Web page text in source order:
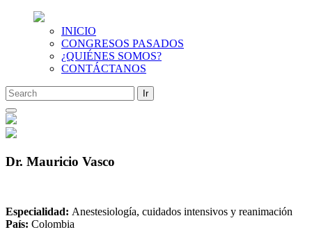
INICIO
CONGRESOS PASADOS
¿QUIÉNES SOMOS?
CONTÁCTANOS
Saltar
al
contenido
Dr. Mauricio Vasco
Especialidad: Anestesiología, cuidados intensivos y reanimación
País: Colombia